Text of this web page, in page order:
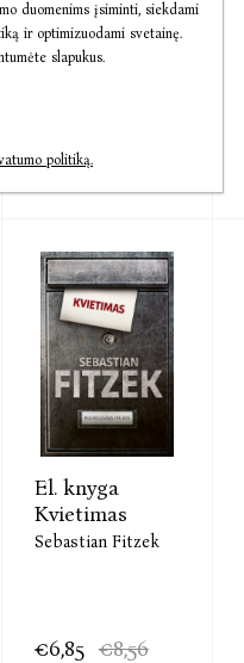
El. knyga
Tryliktasis
€16,95
El. knyga
Kvietimas
Sebastian Fitzek
€6,85 €8,56
duomenims įsiminti, siekdami
ir optimizuodami svetainę.
slapukus.
politiką.